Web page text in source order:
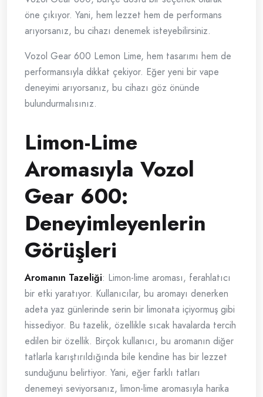
öne çıkıyor. Yani, hem lezzet hem de performans
arıyorsanız, bu cihazı denemek isteyebilirsiniz.
Vozol Gear 600 Lemon Lime, hem tasarımı hem de
performansıyla dikkat çekiyor. Eğer yeni bir vape
deneyimi arıyorsanız, bu cihazı göz önünde
bulundurmalısınız.
Limon-Lime
Aromasıyla Vozol
Gear 600:
Deneyimleyenlerin
Görüşleri
Aromanın Tazeliği: Limon-lime aroması, ferahlatıcı
bir etki yaratıyor. Kullanıcılar, bu aromayı denerken
adeta yaz günlerinde serin bir limonata içiyormuş gibi
hissediyor. Bu tazelik, özellikle sıcak havalarda tercih
edilen bir özellik. Birçok kullanıcı, bu aromanın diğer
tatlarla karıştırıldığında bile kendine has bir lezzet
sunduğunu belirtiyor. Yani, eğer farklı tatları
denemeyi seviyorsanız, limon-lime aromasıyla harika